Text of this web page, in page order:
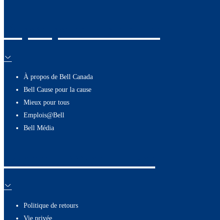
À propos de Bell Canada
Bell Cause pour la cause
Mieux pour tous
Emplois@Bell
Bell Média
Politique de retours
Vie privée